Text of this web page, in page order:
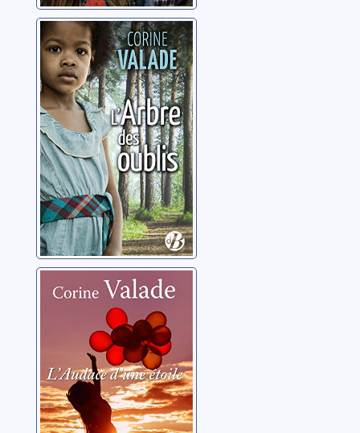
L'arbre des
oublis
Valade, Corine
L'audace d'une
étoile
Valade, Corine